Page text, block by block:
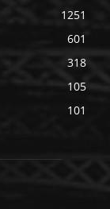
1251
601
318
105
101